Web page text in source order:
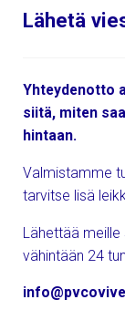
Lähetä
Yhteydenotto
siitä, miten
hintaan.
Valmistamme
tarvitse lisä
Lähettää
vähintään 24